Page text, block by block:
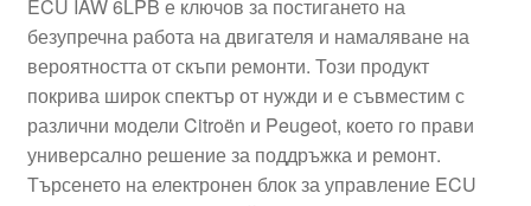
Правила и условия
Процедура за рекламации
Разгледайте
ECU IAW 6LPB е ключов за постигането на
безупречна работа на двигателя и намаляване на
вероятността от скъпи ремонти. Този продукт
покрива широк спектър от нужди и е съвместим с
различни модели Citroën и Peugeot, което го прави
универсално решение за поддръжка и ремонт.
Търсенето на електронен блок за управление ECU